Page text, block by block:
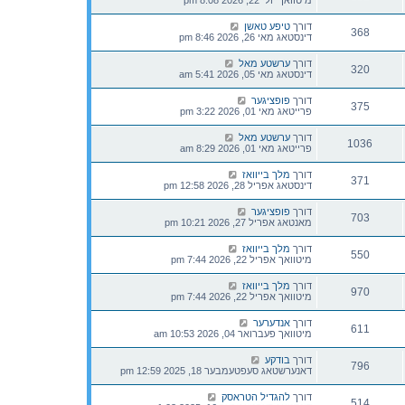
368 דורך טיפע טאשן
דינסטאג מאי 26, 2026 8:46 pm
320 דורך ערשטע מאל
דינסטאג מאי 05, 2026 5:41 am
375 דורך פופציגער
פרייטאג מאי 01, 2026 3:22 pm
1036 דורך ערשטע מאל
פרייטאג מאי 01, 2026 8:29 am
371 דורך מלך בייוואז
דינסטאג אפריל 28, 2026 12:58 pm
703 דורך פופציגער
מאנטאג אפריל 27, 2026 10:21 pm
550 דורך מלך בייוואז
מיטוואך אפריל 22, 2026 7:44 pm
970 דורך מלך בייוואז
מיטוואך אפריל 22, 2026 7:44 pm
611 דורך אנדערער
מיטוואך פעברואר 04, 2026 10:53 am
796 דורך בודקע
דאנערשטאג סעפטעמבער 18, 2025 12:59 pm
דורך להגדיל הטראסק